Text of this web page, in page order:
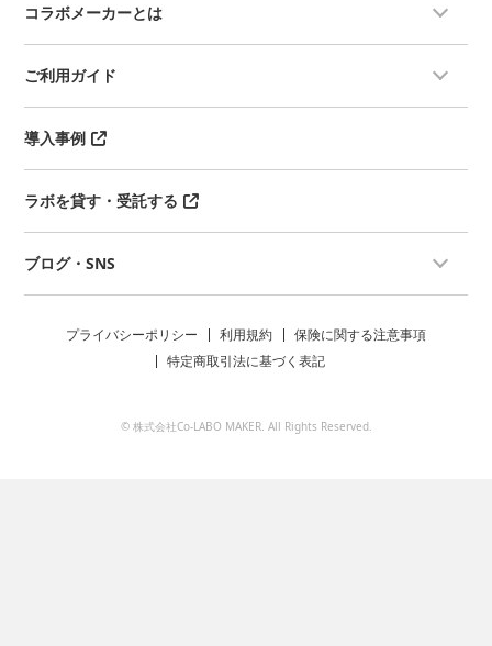
コラボメーカーとは
ご利用ガイド
導入事例
ラボを貸す・受託する
ブログ・SNS
プライバシーポリシー 利用規約
保険に関する注意事項
特定商取引法に基づく表記
© 株式会社Co-LABO MAKER. All Rights Reserved.